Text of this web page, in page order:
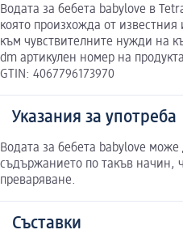
Водата за бебета babylove в
която произхожда от
към чувствителните нужди на
dm артикулен номер на
GTIN: 4067796173970
Указания за употреба
Водата за бебета babylove може
съдържанието по такъв начин,
преваряване.
Съставки